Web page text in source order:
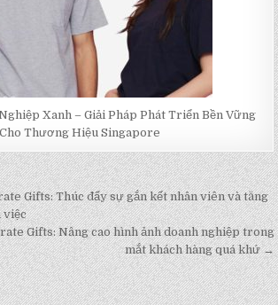
Xanh – Giải Pháp Phát Triển Bền Vững
Cho Thương Hiệu Singapore
Gifts: Thúc đẩy sự gắn kết nhân viên và tăng
việc
Gifts: Nâng cao hình ảnh doanh nghiệp trong
mắt khách hàng quá khứ →